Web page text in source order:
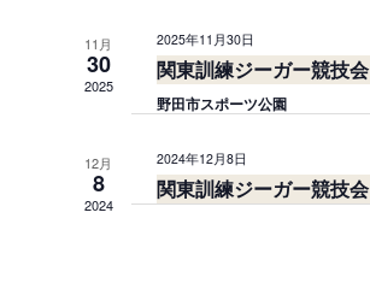
11月
30
2025
2025年11月30日
関東訓練ジーガー競技会
野田市スポーツ公園
12月
8
2024
2024年12月8日
関東訓練ジーガー競技会